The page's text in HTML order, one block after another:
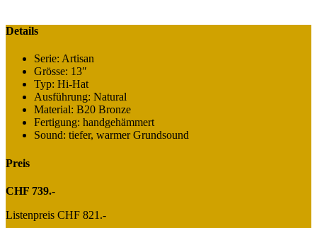
Details
Serie: Artisan
Grösse: 13″
Typ: Hi-Hat
Ausführung: Natural
Material: B20 Bronze
Fertigung: handgehämmert
Sound: tiefer, warmer Grundsound
Preis
CHF 739.-
Listenpreis CHF 821.-